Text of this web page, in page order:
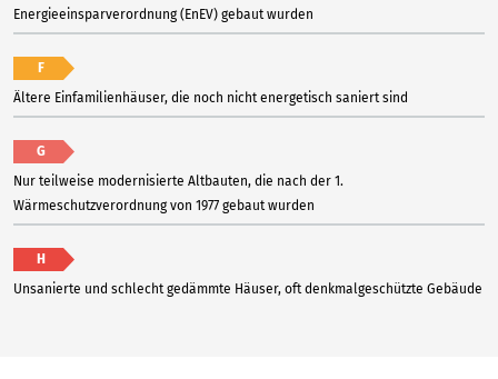
Energieeinsparverordnung (EnEV) gebaut wurden
F
Ältere Einfamilienhäuser, die noch nicht energetisch saniert sind
G
Nur teilweise modernisierte Altbauten, die nach der 1.
Wärmeschutzverordnung von 1977 gebaut wurden
H
Unsanierte und schlecht gedämmte Häuser, oft denkmalgeschützte Gebäude